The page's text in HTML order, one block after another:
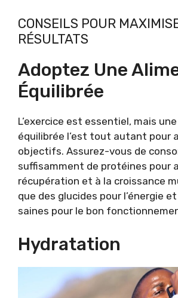
CONSEILS POUR
RÉSULTATS
Adoptez Une
Équilibrée
L’exercice est essentiel, mais
équilibrée l’est tout autant pour
objectifs. Assurez-vous de
suffisamment de protéines pour
récupération et à la croissance
que des glucides pour l’énergie
saines pour le bon
Hydratation